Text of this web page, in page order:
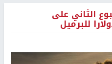
الثاني على